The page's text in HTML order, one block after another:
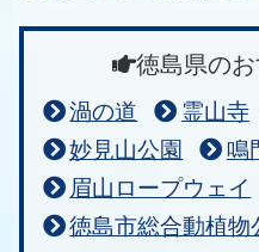
徳島県の
渦の道 霊山寺
妙見山公園
鳴
眉山ロープウェイ
徳島市総合動植物